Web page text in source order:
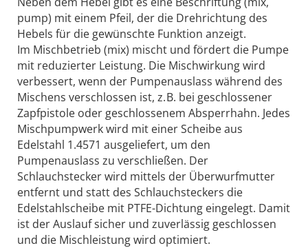
pump) mit einem Pfeil, der die Drehrichtung des
Hebels für die gewünschte Funktion anzeigt.
Im Mischbetrieb (mix) mischt und fördert die Pumpe
mit reduzierter Leistung. Die Mischwirkung wird
verbessert, wenn der Pumpenauslass während des
Mischens verschlossen ist, z. B. bei geschlossener
Zapfpistole oder geschlossenem Absperrhahn. Jedes
Mischpumpwerk wird mit einer Scheibe aus
Edelstahl 1.4571 ausgeliefert, um den
Pumpenauslass zu verschließen. Der
Schlauchstecker wird mittels der Überwurfmutter
entfernt und statt des Schlauchsteckers die
Edelstahlscheibe mit PTFE-Dichtung eingelegt. Damit
ist der Auslauf sicher und zuverlässig geschlossen
und die Mischleistung wird optimiert.